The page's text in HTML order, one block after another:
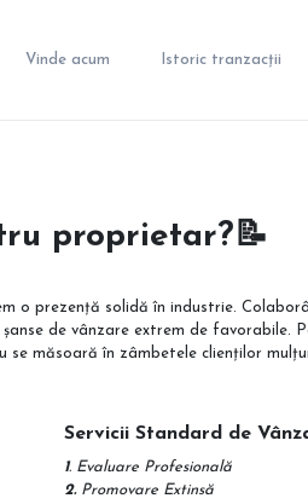
Vinde acum Istoric tranzacții
proprietar?📝
o prezență solidă în industrie.
de vânzare extrem de favorabile.
se măsoară în zâmbetele clienților
Servicii Standard de
1. Evaluare Profesională
2. Promovare Extinsă